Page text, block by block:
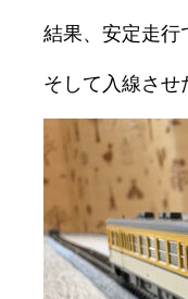
結果、安定走行
そして入線させ